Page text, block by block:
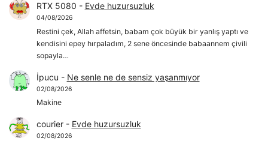
RTX 5080 - Evde huzursuzluk
04/08/2026
Restini çek, Allah affetsin, babam çok büyük bir yanlış yaptı ve
kendisini epey hırpaladım, 2 sene öncesinde babaannem çivili
sopayla…
İpucu - Ne senle ne de sensiz yaşanmıyor
02/08/2026
Makine
courier- Evde huzursuzluk
02/08/2026